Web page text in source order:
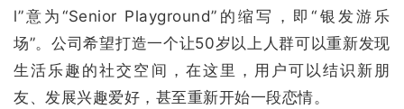
l”意为“Senior Playground”的缩写，即“银发游乐
场”。公司希望打造一个让50岁以上人群可以重新发现
生活乐趣的社交空间，在这里，用户可以结识新朋
友、发展兴趣爱好，甚至重新开始一段恋情。